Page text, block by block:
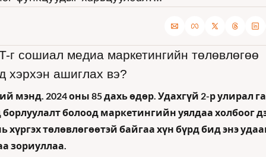
г сошиал медиа маркетингийн төлөвлөгөө
хэрхэн ашиглах вэ?
мэнд. 2024 оны 85 дахь өдөр. Удахгүй 2-р улирал
борлуулалт болоод маркетингийн уялдаа холбоог
хүргэх төлөвлөгөөтэй байгаа хүн бүрд бид энэ
зориуллаа.